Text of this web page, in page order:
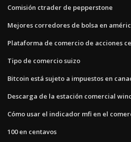
Comisión ctrader de pepperstone
Mejores corredores de bolsa en
Plataforma de comercio de acciones
Tipo de comercio suizo
Bitcoin está sujeto a impuestos en
Descarga de la estación comercial
Cómo usar el indicador mfi en el
100 en centavos